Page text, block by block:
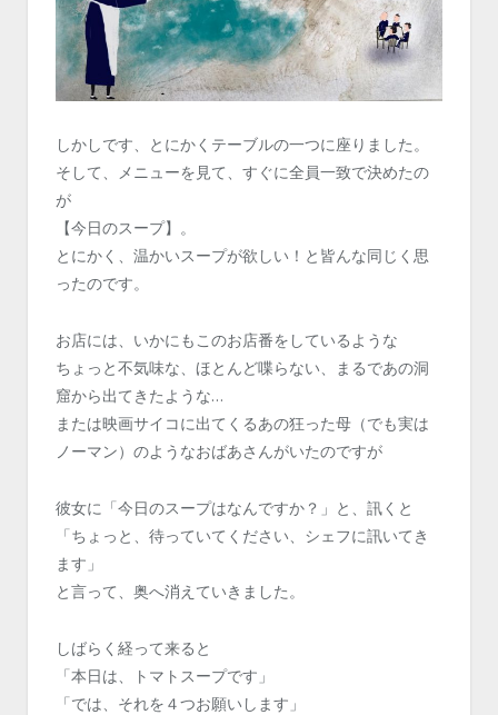
しかしです、とにかくテーブルの一つに座りました。
そして、メニューを見て、すぐに全員一致で決めたの
が
【今日のスープ】。
とにかく、温かいスープが欲しい！と皆んな同じく思
ったのです。
お店には、いかにもこのお店番をしているような
ちょっと不気味な、ほとんど喋らない、まるであの洞
窟から出てきたような…
または映画サイコに出てくるあの狂った母（でも実は
ノーマン）のようなおばあさんがいたのですが
彼女に「今日のスープはなんですか？」と、訊くと
「ちょっと、待っていてください、シェフに訊いてき
ます」
と言って、奥へ消えていきました。
しばらく経って来ると
「本日は、トマトスープです」
「では、それを４つお願いします」